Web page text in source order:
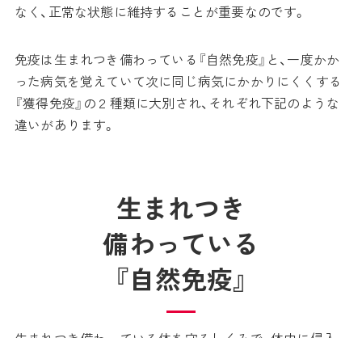
なく、正常な状態に維持することが重要なのです。
免疫は生まれつき備わっている『自然免疫』と、一度かか
った病気を覚えていて次に同じ病気にかかりにくくする
『獲得免疫』の２種類に大別され、それぞれ下記のような
違いがあります。
生まれつき
備わっている
『自然免疫』